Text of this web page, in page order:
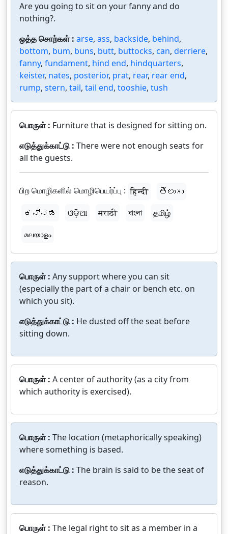
Are you going to sit on your fanny and do
nothing?.
ஒத்த சொற்கள் : arse, ass, backside, behind,
bottom, bum, buns, butt, buttocks, can, derriere,
fanny, fundament, hind end, hindquarters,
keister, nates, posterior, prat, rear, rear end,
rump, stern, tail, tail end, tooshie, tush
பொருள் : Furniture that is designed for sitting on.
எடுத்துக்காட்டு : There were not enough seats for
all the guests.
பிற மொழிகளில் மொழிபெயர்ப்பு : हिन्दी
తెలుగు
ಕನ್ನಡ
ଓଡ଼ିଆ मराठी বাংলা
தமிழ்
മലയാളം
பொருள் : Any support where you can sit
(especially the part of a chair or bench etc. on
which you sit).
எடுத்துக்காட்டு : He dusted off the seat before
sitting down.
பொருள் : A center of authority (as a city from
which authority is exercised).
பொருள் : The location (metaphorically speaking)
where something is based.
எடுத்துக்காட்டு : The brain is said to be the seat of
reason.
பொருள் : The legal right to sit as a member in a